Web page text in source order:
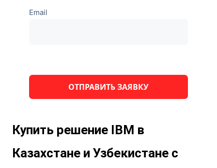
Email
это поле
Купить решение IBM в
Казахстане и Узбекистане с